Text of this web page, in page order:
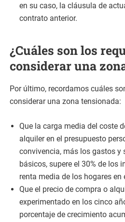
en su caso, la cláusula de
contrato anterior.
¿Cuáles son los
considerar una
Por último, recordamos cuáles
considerar una zona tensionada:
Que la carga media del coste
alquiler en el presupuesto
convivencia, más los gastos y
básicos, supere el 30% de los
renta media de los hogares en
Que el precio de compra o
experimentado en los cinco
porcentaje de crecimiento